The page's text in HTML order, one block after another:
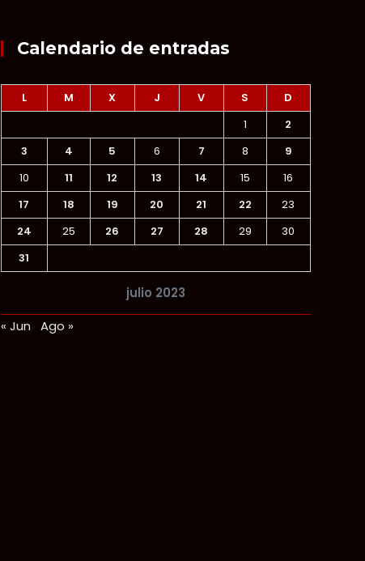
Calendario de entradas
julio 2023
L M X J V S
D
1
2
3
4 5 6 7 8
9
10
11 12 13 14 15
16
17
18 19 20 21 22
23
24
25 26 27 28 29
30
31
« Jun Ago »